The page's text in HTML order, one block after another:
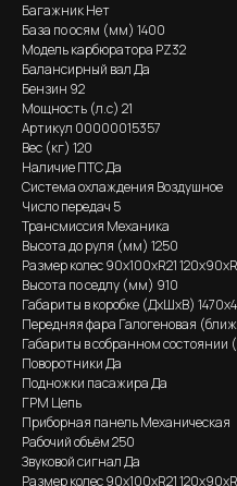
Багажник Нет
База по осям (мм) 1400
Модель карбюратора PZ32
Балансирный вал Да
Бензин 92
Мощность (л.с) 21
Артикул 00000015357
Вес (кг) 120
Наличие ПТС Да
Система охлаждения Воздушное
Число передач 5
Трансмиссия Механика
Высота до руля (мм) 1250
Размер колес 90х100хR21
Высота по седлу (мм) 910
Габариты в коробке (ДхШхВ)
Передняя фара Галогеновая
Габариты в собранном состоянии
Поворотники Да
Подножки пасажира Да
ГРМ Цепь
Приборная панель Механическая
Рабочий объём 250
Звуковой сигнал Да
Размер колес 90х100хR21